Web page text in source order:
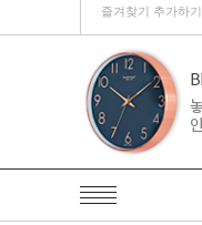
즐겨찾기 추가하기